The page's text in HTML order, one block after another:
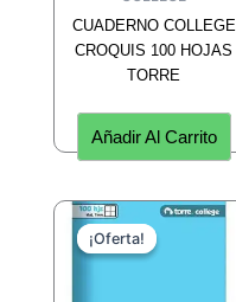
CUADERNO COLLEGE
CROQUIS 100 HOJAS
TORRE
Añadir Al Carrito
¡Oferta!
¡Oferta!